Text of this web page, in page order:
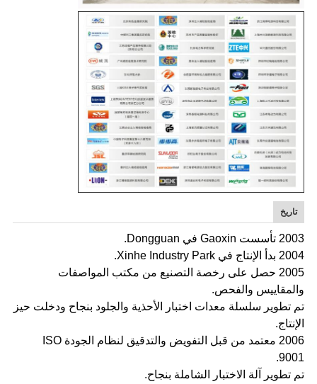
تاريخ
2003 تأسست Gaoxin في Dongguan.
2004 بدأ الإنتاج في Xinhe Industry Park.
2005 حصل على رخصة التصنيع من مكتب المواصفات
والمقاييس والفحص.
تم تطوير سلسلة معدات اختبار الأحذية والجلود بنجاح ودخلت حيز
الإنتاج.
2006 معتمد من قبل التفويض والتدقيق لنظام الجودة ISO
9001.
تم تطوير آلة الاختبار الشاملة بنجاح.